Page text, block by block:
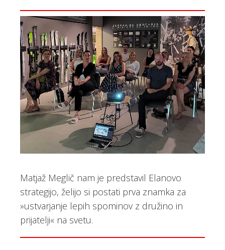
Matjaž Meglič nam je predstavil Elanovo
strategijo, želijo si postati prva znamka za
»ustvarjanje lepih spominov z družino in
prijatelji« na svetu.